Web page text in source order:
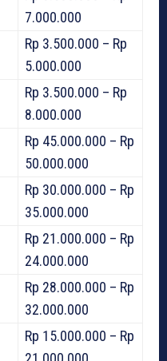
7.000.000
Rp 3.500.000 – Rp
5.000.000
Rp 3.500.000 – Rp
8.000.000
Rp 45.000.000 – Rp
50.000.000
Rp 30.000.000 – Rp
35.000.000
Rp 21.000.000 – Rp
24.000.000
Rp 28.000.000 – Rp
32.000.000
Rp 15.000.000 – Rp